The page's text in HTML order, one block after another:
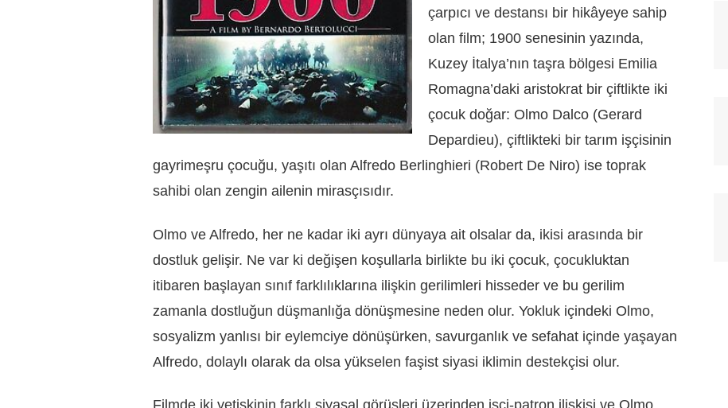
çarpıcı ve destansı bir hikâyeye sahip
olan film; 1900 senesinin yazında,
Kuzey İtalya’nın taşra bölgesi Emilia
Romagna’daki aristokrat bir çiftlikte iki
çocuk doğar: Olmo Dalco (Gerard
Depardieu), çiftlikteki bir tarım işçisinin
gayrimeşru çocuğu, yaşıtı olan Alfredo Berlinghieri (Robert De Niro) ise toprak
sahibi olan zengin ailenin mirasçısıdır.
Olmo ve Alfredo, her ne kadar iki ayrı dünyaya ait olsalar da, ikisi arasında bir
dostluk gelişir. Ne var ki değişen koşullarla birlikte bu iki çocuk, çocukluktan
itibaren başlayan sınıf farklılıklarına ilişkin gerilimleri hisseder ve bu gerilim
zamanla dostluğun düşmanlığa dönüşmesine neden olur. Yokluk içindeki Olmo,
sosyalizm yanlısı bir eylemciye dönüşürken, savurganlık ve sefahat içinde yaşayan
Alfredo, dolaylı olarak da olsa yükselen faşist siyasi iklimin destekçisi olur.